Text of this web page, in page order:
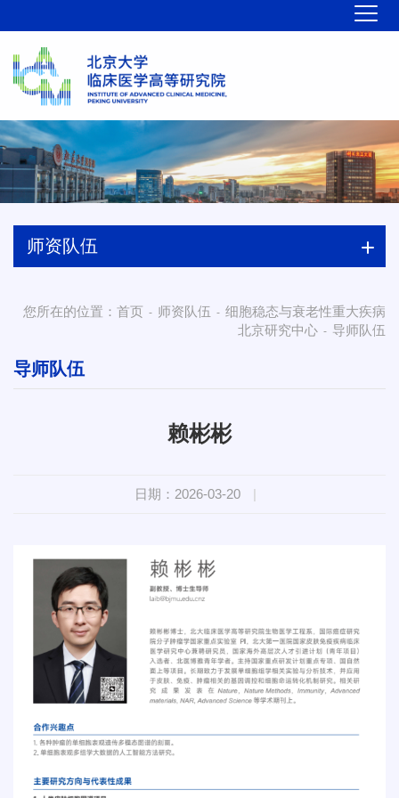
师资队伍
您所在的位置： 首页 - 师资队伍 - 细胞稳态与衰老性重大疾病
北京研究中心 - 导师队伍
导师队伍
赖彬彬
日期：2026-03-20 |